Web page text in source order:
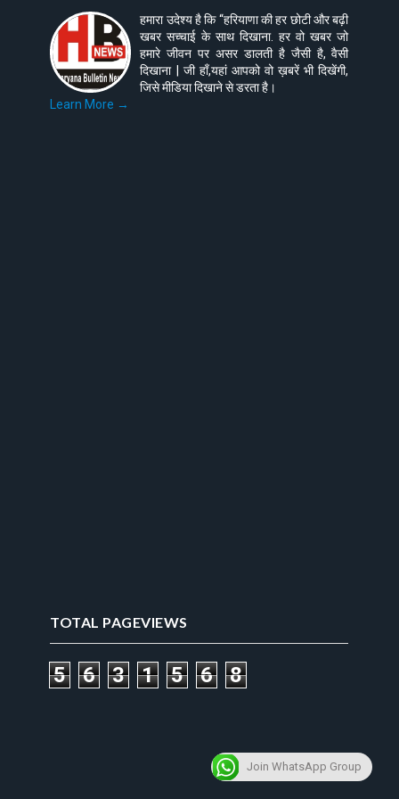
हमारा उदेश्य है कि “हरियाणा की हर छोटी और बढ़ी
खबर सच्चाई के साथ दिखाना. हर वो खबर जो
हमारे जीवन पर असर डालती है जैसी है, वैसी
दिखाना | जी हाँ,यहां आपको वो ख़बरें भी दिखेंगी,
जिसे मीडिया दिखाने से डरता है।
Learn More →
TOTAL PAGEVIEWS
5 6 3 1 5 6 8
Join WhatsApp Group